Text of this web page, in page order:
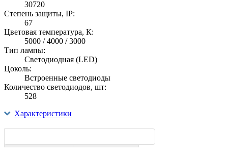
30720
Степень защиты, IP:
67
Цветовая температура, К:
5000 / 4000 / 3000
Тип лампы:
Светодиодная (LED)
Цоколь:
Встроенные светодиоды
Количество светодиодов, шт:
528
Характеристики